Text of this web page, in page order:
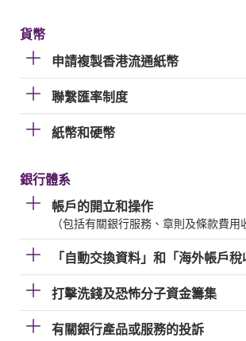
貨幣
申請複製香港流通紙幣
聯繫匯率制度
紙幣和硬幣
銀行體系
帳戶的開立和操作
（包括有關銀行服務、章則及條款費用
「自動交換資料」和「海外帳戶稅
打擊洗錢及恐怖分子資金籌集
有關銀行產品或服務的投訴